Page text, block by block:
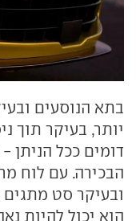
בתא הנוסעים
יותר, בעיקר תוך
דומים ככל
הבכירה. עם לוח
ובעיקר סט
הוא יכול להיות